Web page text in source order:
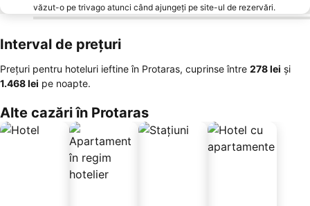
văzut-o pe trivago atunci când ajungeți pe site-ul de rezervări.
Interval de prețuri
Prețuri pentru hoteluri ieftine în Protaras, cuprinse între ‎278 lei și
‎1.468 lei pe noapte.
Alte cazări în Protaras